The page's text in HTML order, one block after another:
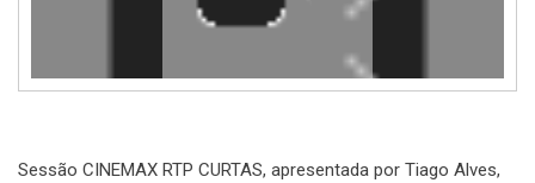
Sessão CINEMAX RTP CURTAS, apresentada por Tiago Alves,